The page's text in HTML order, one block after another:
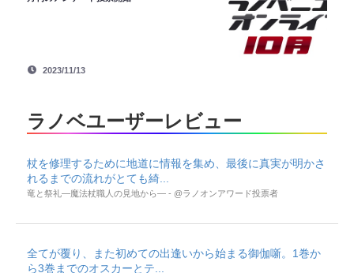
2023/11/13
ラノベユーザーレビュー
杖を修理するために地道に情報を集め、最後に真実が明かさ
れるまでの流れがとても綺...
竜と祭礼―魔法杖職人の見地から― - @ラノオンアワード投票者
全てが覆り、また初めての出逢いから始まる御伽噺。1巻か
ら3巻までのオスカーとテ...